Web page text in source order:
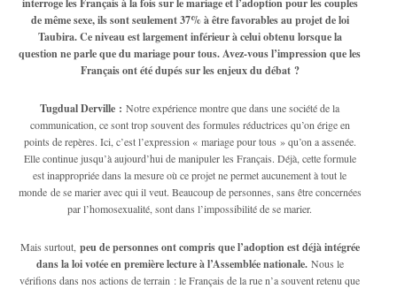
interroge les Français à la fois sur le mariage et l’adoption pour les couples
de même sexe, ils sont seulement 37% à être favorables au projet de loi
Taubira. Ce niveau est largement inférieur à celui obtenu lorsque la
question ne parle que du mariage pour tous. Avez-vous l’impression que les
Français ont été dupés sur les enjeux du débat ?
Tugdual Derville : Notre expérience montre que dans une société de la
communication, ce sont trop souvent des formules réductrices qu’on érige en
points de repères. Ici, c’est l’expression « mariage pour tous » qu’on a assenée.
Elle continue jusqu’à aujourd’hui de manipuler les Français. Déjà, cette formule
est inappropriée dans la mesure où ce projet ne permet aucunement à tout le
monde de se marier avec qui il veut. Beaucoup de personnes, sans être concernées
par l’homosexualité, sont dans l’impossibilité de se marier.
Mais surtout, peu de personnes ont compris que l’adoption est déjà intégrée
dans la loi votée en première lecture à l’Assemblée nationale.Nous le
vérifions dans nos actions de terrain : le Français de la rue n’a souvent retenu que